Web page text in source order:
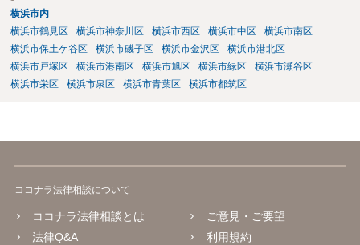
横浜市内
横浜市鶴見区
横浜市神奈川区 横浜市西区 横浜市中区
横浜市南区
横浜市保土ケ谷区
横浜市磯子区 横浜市金沢区
横浜市港北区
横浜市戸塚区
横浜市港南区 横浜市旭区 横浜市緑区
横浜市瀬谷区
横浜市栄区
横浜市泉区 横浜市青葉区 横浜市都筑区
ココナラ法律相談について
ココナラ法律相談とは
法律Q&A
ご意見・ご要望
利用規約